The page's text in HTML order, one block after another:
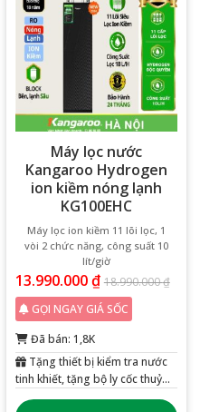
Máy lọc nước
Kangaroo Hydrogen
ion kiềm nóng lạnh
KG100EHC
Máy lọc ion kiềm 11 lõi lọc, 1
vòi 2 chức năng, công suất 10
lít/giờ
13.990.000₫ 18.990.000₫
GỌI NGAY GIÁ SỐC
Đã bán: 1,8K
Tặng thiết bị kiểm tra nước
tinh khiết, tặng bộ ly cốc thuỷ
tinh 6 chiếc